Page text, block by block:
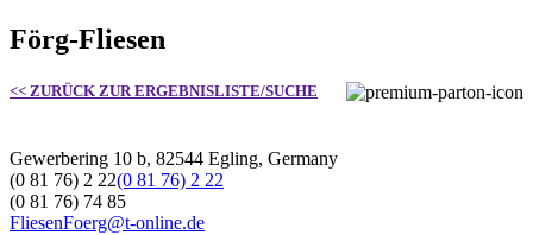
Förg-Fliesen
<< ZURÜCK ZUR ERGEBNISLISTE/SUCHE
Gewerbering 10 b, 82544 Egling, Germany
(0 81 76) 2 22(0 81 76) 2 22
(0 81 76) 74 85
FliesenFoerg@t-online.de